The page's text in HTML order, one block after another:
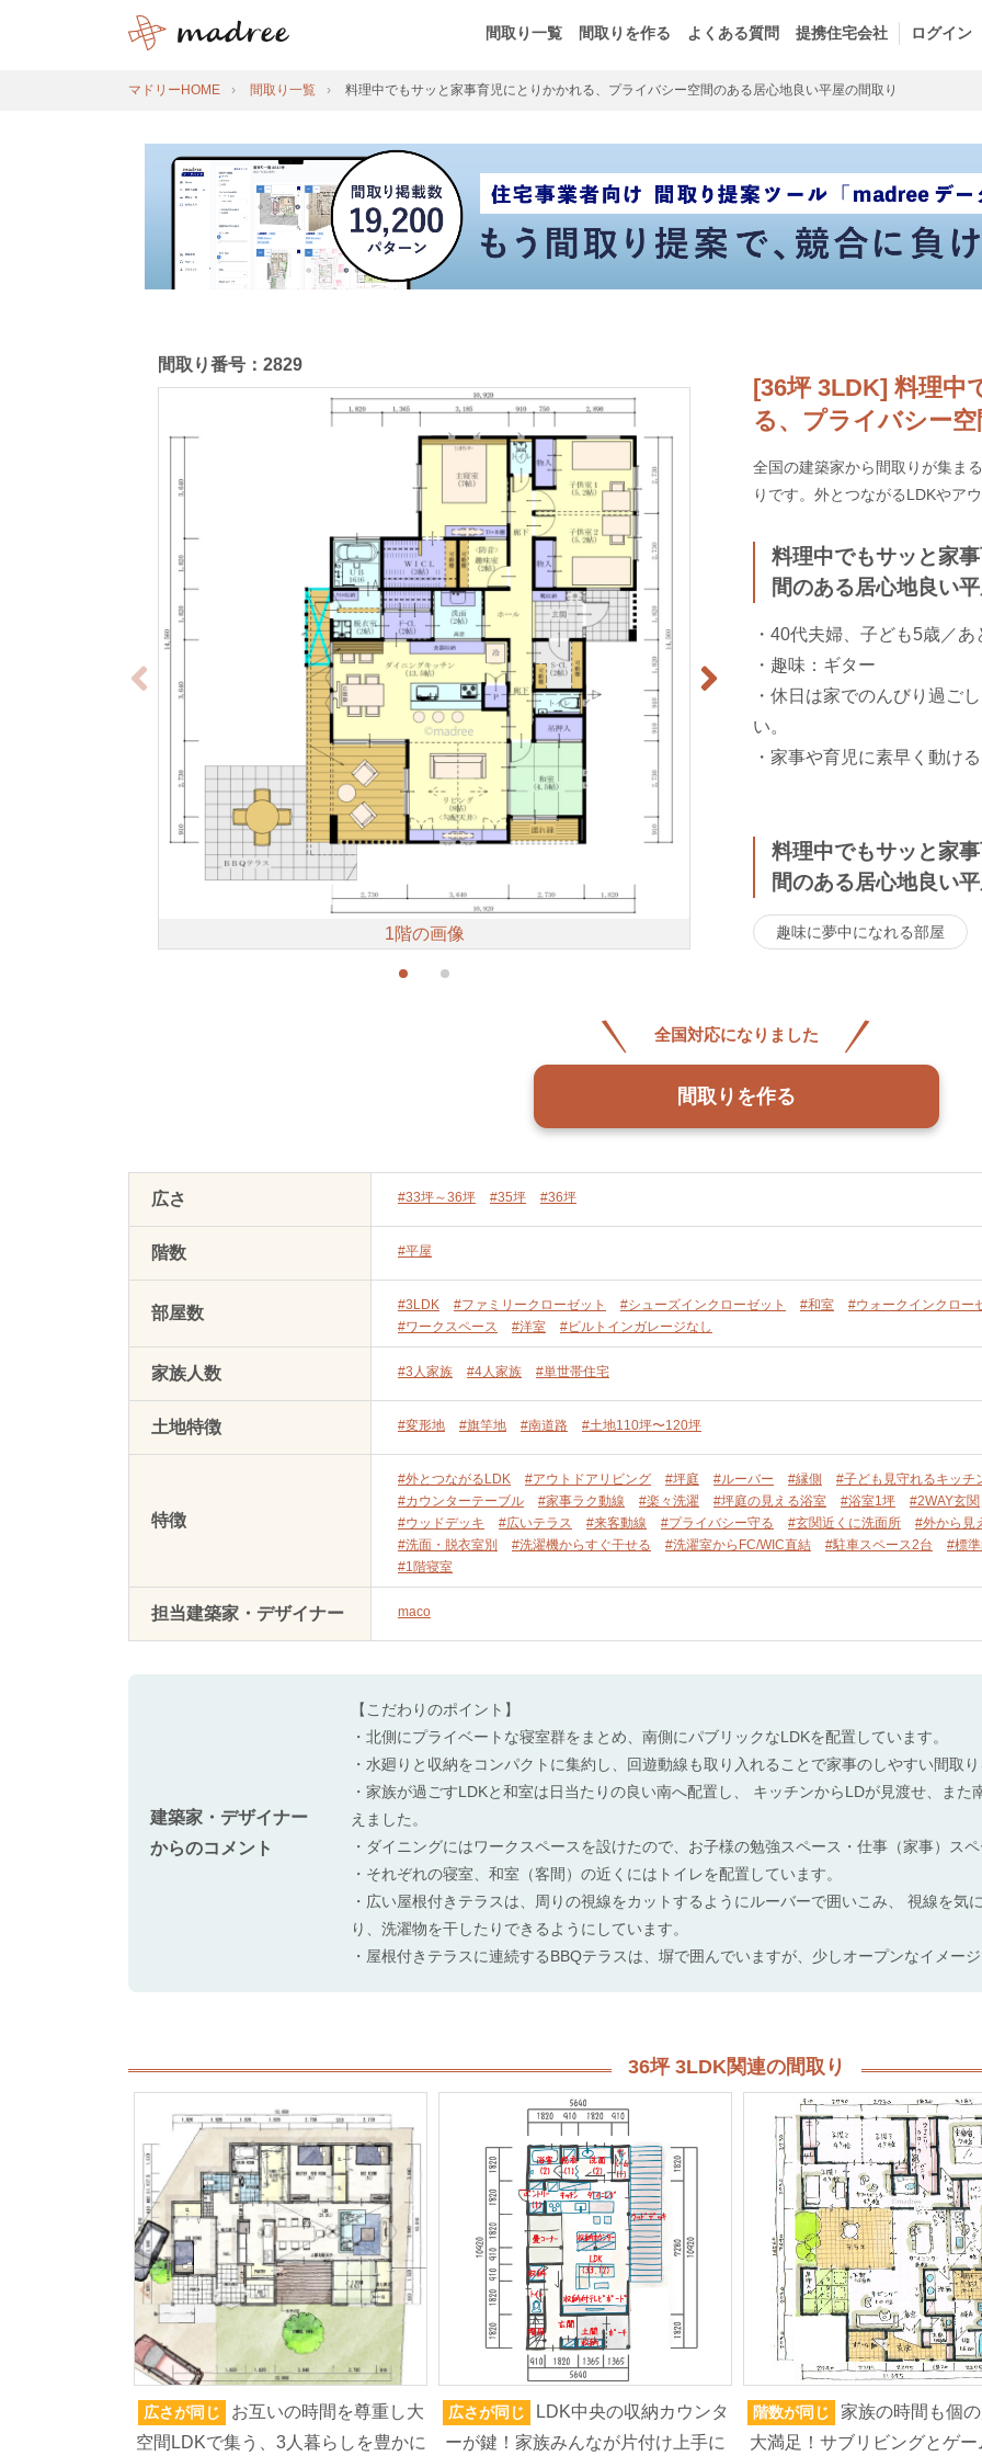
間取り一覧 間取りを作る よくある質問 提携住宅会社 ログイン
マドリーHOME 間取り一覧 料理中でもサッと家事育児にとりかかれる、プライバシー空間のある居心地良い平屋の間取り
[36坪 3LDK] 料理中
る、プライバシー
全国の建築家から間取りが集ま
りです。外とつながるLDKやア
料理中でもサッと家
間のある居心地良い
・40代夫婦、子ども5歳／
・趣味：ギター
・休日は家でのんびり過ご
い。
・家事や育児に素早く動け
料理中でもサッと家
間のある居心地良い
趣味に夢中になれる部屋
間取り番号：2829
1階の画像
全国対応になりました
間取りを作る
広さ #33坪～36坪 #35坪 #36坪
階数 #平屋
部屋数 #3LDK #ファミリークローゼット #シューズインクローゼット #和室 #ウォークインクロー
#ワークスペース
#洋室 #ビルトインガレージなし
家族人数 #3人家族 #4人家族 #単世帯住宅
土地特徴 #変形地 #旗竿地 #南道路 #土地110坪〜120坪
特徴
#外とつながるLDK #アウトドアリビング #坪庭 #ルーバー #縁側 #子ども見守れるキッチ
#カウンターテーブル
#家事ラク動線 #楽々洗濯 #坪庭の見える浴室 #浴室1坪 #2WAY玄関
#ウッドデッキ
#広いテラス #来客動線 #プライバシー守る #玄関近くに洗面所 #外から見
#洗面・脱衣室別
#洗濯機からすぐ干せる #洗濯室からFC/WIC直結 #駐車スペース2台 #標
#1階寝室
担当建築家・デザイナー maco
建築家・デザイナー
からのコメント
【こだわりのポイント】
・北側にプライベートな寝室群をまとめ、南側にパブリックなLDKを配置しています。
・水廻りと収納をコンパクトに集約し、回遊動線も取り入れることで家事のしやすい間取り
・家族が過ごすLDKと和室は日当たりの良い南へ配置し、 キッチンからLDが見渡せ、ま
えました。
・ダイニングにはワークスペースを設けたので、お子様の勉強スペース・仕事（家事）スペ
・それぞれの寝室、和室（客間）の近くにはトイレを配置しています。
・広い屋根付きテラスは、周りの視線をカットするようにルーバーで囲いこみ、 視線を
り、洗濯物を干したりできるようにしています。
・屋根付きテラスに連続するBBQテラスは、塀で囲んでいますが、少しオープンなイメージ
36坪 3LDK関連の間取り
広さが同じ
お互いの時間を尊重し大
空間LDKで集う、3人暮らしを豊かに
広さが同じ
LDK中央の収納カウンタ
ーが鍵！家族みんなが片付け上手に
階数が同じ
家族の時間も個
大満足！サブリビングとゲー